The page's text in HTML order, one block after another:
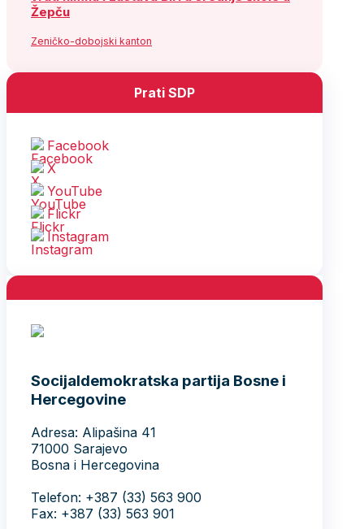
Žepču
Zeničko-dobojski kanton
Prati SDP
Facebook
X
YouTube
Flickr
Instagram
Socijaldemokratska partija Bosne i
Hercegovine
Adresa: Alipašina 41
71000 Sarajevo
Bosna i Hercegovina
Telefon: +387 (33) 563 900
Fax: +387 (33) 563 901